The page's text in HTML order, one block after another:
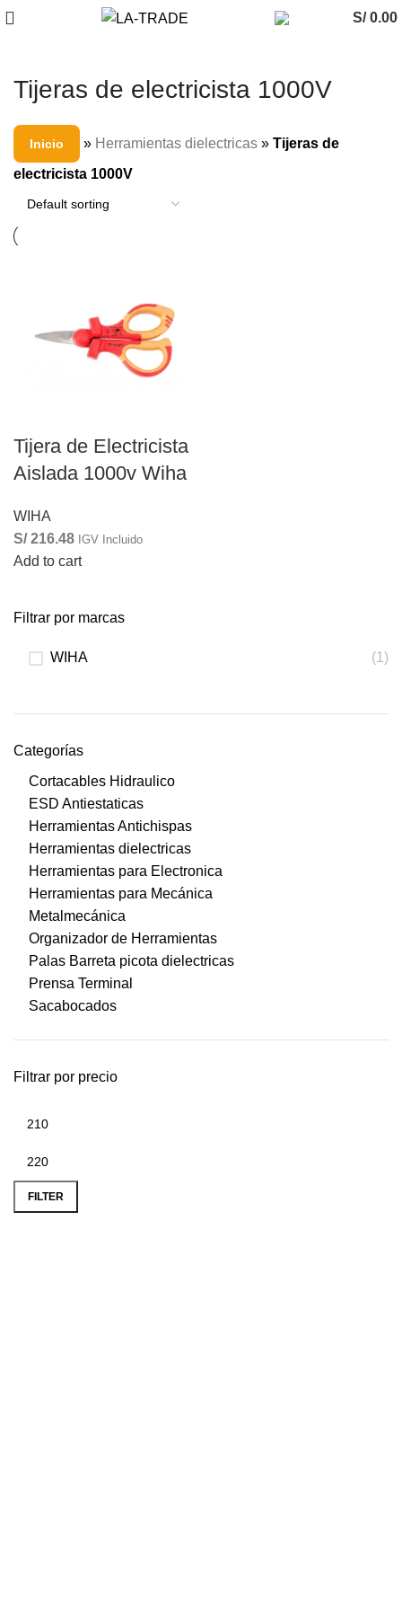
S/0.00
Tijeras de electricista 1000V
Filtrar por marcas
WIHA (1)
Categorías
Cortacables Hidraulico
ESD Antiestaticas
Herramientas Antichispas
Herramientas dielectricas
Herramientas para Electronica
Herramientas para Mecánica
Metalmecánica
Organizador de Herramientas
Palas Barreta picota dielectricas
Prensa Terminal
Sacabocados
Filtrar por precio
FILTER
Inicio » Herramientas dielectricas » Tijeras de
electricista 1000V
Tijera de Electricista
Aislada 1000v Wiha
WIHA
S/216.48 IGV Incluido
Add to cart